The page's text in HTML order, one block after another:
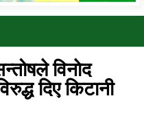
जुम्ला सुचना सन्देश
विनाेद
दिए किटानी